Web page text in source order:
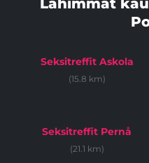
Lähimmät
Seksitreffit Askola
(15.8 km)
Seksitreffit Pernå
(21.1 km)